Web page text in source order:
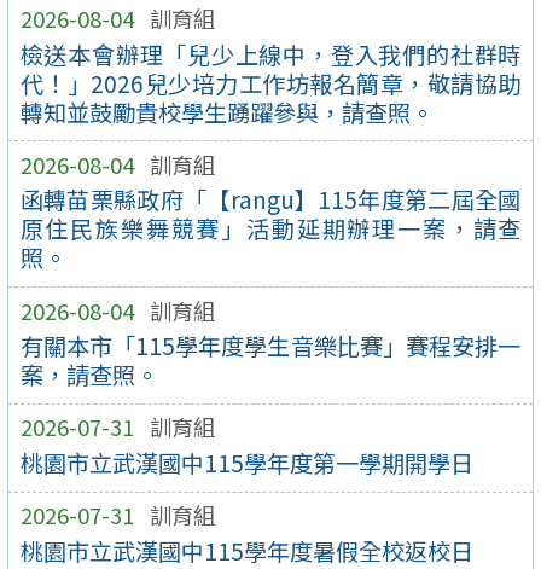
2026-08-04 訓育組
檢送本會辦理「兒少上線中，登入我們的社群時
代！」2026兒少培力工作坊報名簡章，敬請協助
轉知並鼓勵貴校學生踴躍參與，請查照。
2026-08-04 訓育組
函轉苗栗縣政府「【rangu】115年度第二屆全國
原住民族樂舞競賽」活動延期辦理一案，請查
照。
2026-08-04 訓育組
有關本市「115學年度學生音樂比賽」賽程安排一
案，請查照。
2026-07-31 訓育組
桃園市立武漢國中115學年度第一學期開學日
2026-07-31 訓育組
桃園市立武漢國中115學年度暑假全校返校日